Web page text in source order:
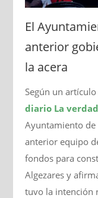
El
anterior
la acera
Según un
diario La verdad
Ayuntamiento de
anterior equipo
fondos para
Algezares y
tuvo la intención